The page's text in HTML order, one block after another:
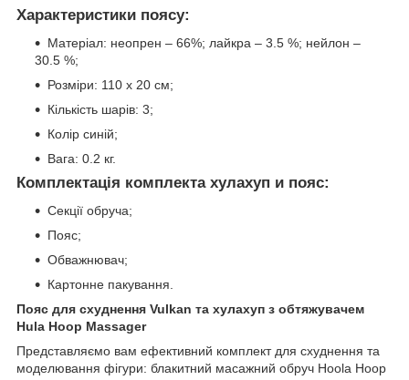
Характеристики поясу:
Матеріал: неопрен – 66%; лайкра – 3.5 %; нейлон –
30.5 %;
Розміри: 110 x 20 см;
Кількість шарів: 3;
Колір синій;
Вага: 0.2 кг.
Комплектація комплекта хулахуп и пояс:
Секції обруча;
Пояс;
Обважнювач;
Картонне пакування.
Пояс для схуднення Vulkan та хулахуп з обтяжувачем
Hula Hoop Massager
Представляємо вам ефективний комплект для схуднення та
моделювання фігури: блакитний масажний обруч Hoola Hoop